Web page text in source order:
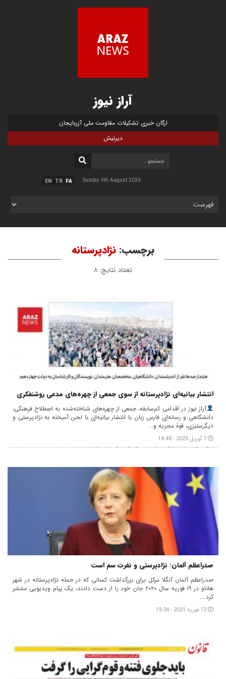
آراز نیوز
ارگان خبری تشکیلات مقاومت ملی آزربایجان
دیرنیش
FA
TR
EN Sunday 9th August 2026
برچسب: نژادپرستانه
تعداد نتایج: ۸
انتشار بیانیه‌ای نژادپرستانه از سوی جمعی از چهره‌های مدعی روشنفکری
آراز نیوز در اقدامی کم‌سابقه، جمعی از چهره‌های شناخته‌شده به اصطلاح فرهنگی،
دانشگاهی و رسانه‌ای فارس زبان با انتشار بیانیه‌ای با لحن آمیخته به نژادپرستی و
دیگرستیزی، قوۀ مجریه و...
7 آوریل 2025 - 14:48
صدراعظم آلمان: نژادپرستی و نفرت سم است
صدراعظم آلمان آنگلا مرکل برای بزرگداشت کسانی که در حمله نژادپرستانه در شهر
هاناو در ۱۹ فوریه سال ۲۰۲۰ جان خود را از دست دادند، یک پیام ویدیویی منتشر
کرد....
13 فوریه 2021 - 19:34